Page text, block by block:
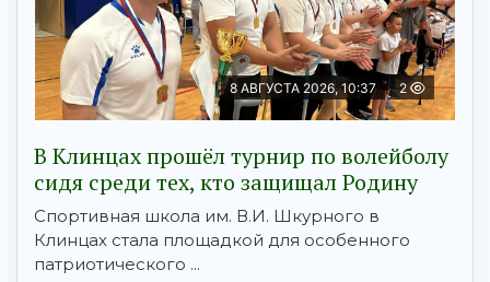
8 АВГУСТА 2026, 10:37 2
В Клинцах прошёл турнир по волейболу
сидя среди тех, кто защищал Родину
Спортивная школа им. В.И. Шкурного в
Клинцах стала площадкой для особенного
патриотического ...